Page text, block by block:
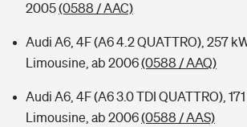
2005(0588 / AAC)
Audi A6, 4F (A6 4.2 QUATTRO), 257
Limousine, ab 2006(0588 / AAQ)
Audi A6, 4F (A6 3.0 TDI QUATTRO),
Limousine, ab 2006(0588 / AAS)